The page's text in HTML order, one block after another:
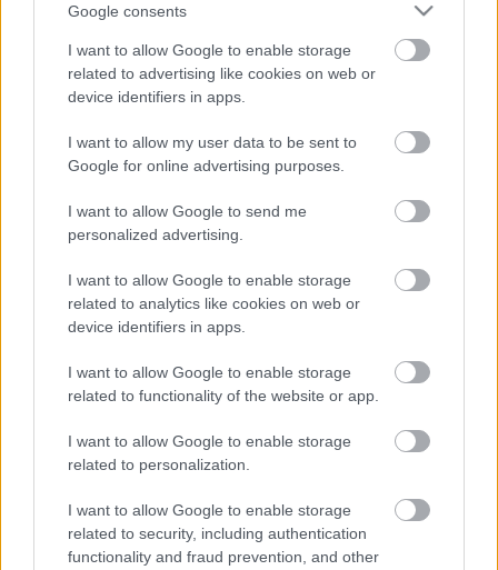
Google consents
I want to allow Google to enable storage
related to advertising like cookies on web or
device identifiers in apps.
I want to allow my user data to be sent to
Google for online advertising purposes.
I want to allow Google to send me
personalized advertising.
I want to allow Google to enable storage
related to analytics like cookies on web or
device identifiers in apps.
I want to allow Google to enable storage
related to functionality of the website or app.
I want to allow Google to enable storage
related to personalization.
I want to allow Google to enable storage
related to security, including authentication
functionality and fraud prevention, and other
subida).
Cuatro jugadores rentables tras la jornada 32
jornada 32 nos dejaron buenas
actuaciones de algunos futbolistas
medio que pueden ser rentables
en las próximas semanas, como
2. Kieran Trippier (Atlético, defensa, 9.600.000,
subida 7 días: +1.660.000)
desde esta semana, también el más caro del juego con un
valor de 9,6 millones de euros (1,6 de subida). El ex del
Tottenham Hotspurs es una auténtica mina de puntos en el
juego por su fiabilidad en pases clave, entradas y jugar en
el equipo menos goleado.